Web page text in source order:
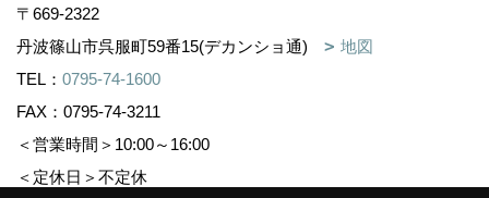
〒669-2322
丹波篠山市呉服町59番15(デカンショ通)
地図
TEL： 0795-74-1600
FAX：0795-74-3211
＜営業時間＞10:00～16:00
＜定休日＞不定休